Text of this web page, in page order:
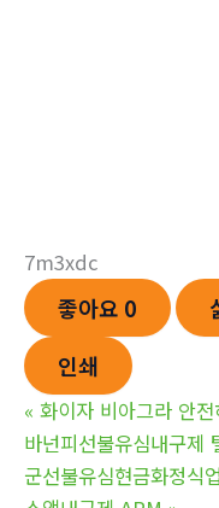
7m3xdc
좋아요 0
인쇄
« 화이자 비아그라 안
바넌피선불유심내구제
군선불유심현금화정식